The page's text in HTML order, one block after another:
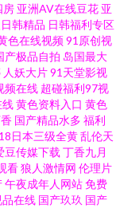
房 亚洲AV在线豆花 亚
韩精品 日韩福利专区
色在线视频91原创视
产极品自拍 岛国最大
人妖大片91天堂影视
频在线 超碰福利97视
线黄色资料入口 黄色
国产精品水多 福利
18日本三级全黄乱伦天
豆传媒下载 丁香九月
看狼人激情网 伦理片
午夜成年人网站免费
在线 国产玖玖 国产